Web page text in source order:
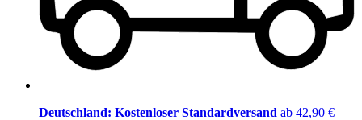
Deutschland: Kostenloser Standardversand ab 42,90 €